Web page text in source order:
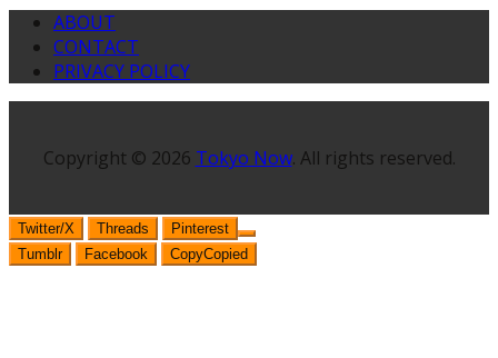
ABOUT
CONTACT
PRIVACY POLICY
Copyright © 2026 Tokyo Now. All rights reserved.
Twitter/X Threads
Pinterest
Tumblr
Facebook CopyCopied